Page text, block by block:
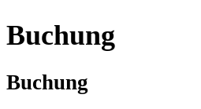
Buchung
Buchung